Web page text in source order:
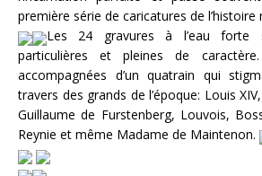
première série de caricatures de l’histoire
Les 24 gravures à l’eau
particulières et pleines de
accompagnées d’un quatrain qui
travers des grands de l’époque: Louis
Guillaume de Furstenberg, Louvois,
Reynie et même Madame de Maintenon.